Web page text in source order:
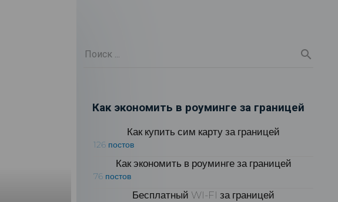
Как экономить в роуминге за границей
Как купить сим карту за границей
126 постов
Как экономить в роуминге за границей
76 постов
Бесплатный WI-FI за границей